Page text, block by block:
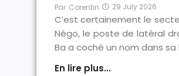
Par Corentin 29 July 2026
C’est certainement le
Négo, le poste de latéral
Ba a coché un nom dans sa
En lire plus...